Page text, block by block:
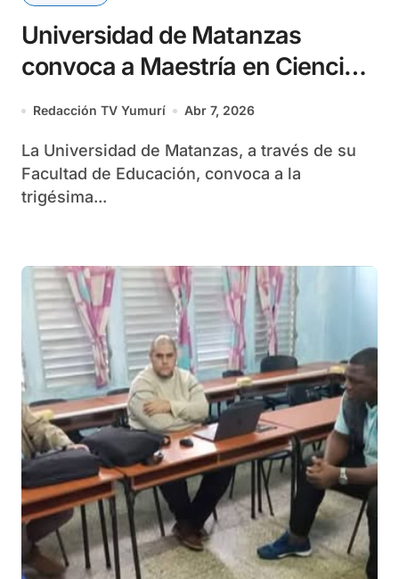
Universidad de Matanzas
convoca a Maestría en Ciencias
de la Educación Superior
Redacción TV Yumurí Abr 7, 2026
La Universidad de Matanzas, a través de su
Facultad de Educación, convoca a la
trigésima...